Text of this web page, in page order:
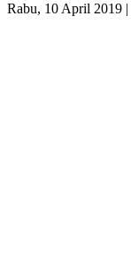
Rabu, 10 April 2019 |